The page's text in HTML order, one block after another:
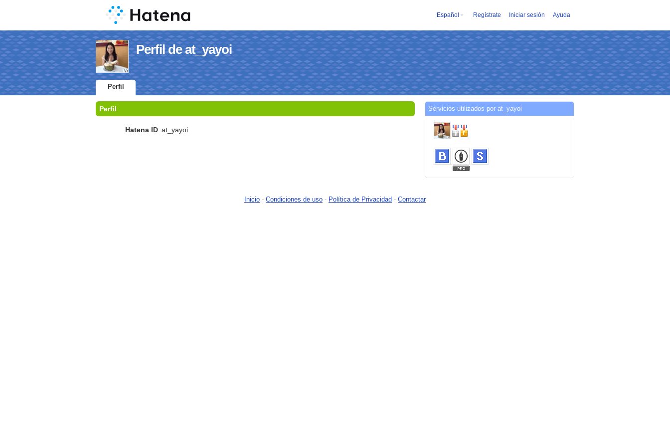
Español Regístrate Iniciar sesión Ayuda
Perfil de at_yayoi
Perfil
Perfil
Hatena ID at_yayoi
Servicios utilizados por at_yayoi
Inicio - Condiciones de uso - Política de Privacidad - Contactar